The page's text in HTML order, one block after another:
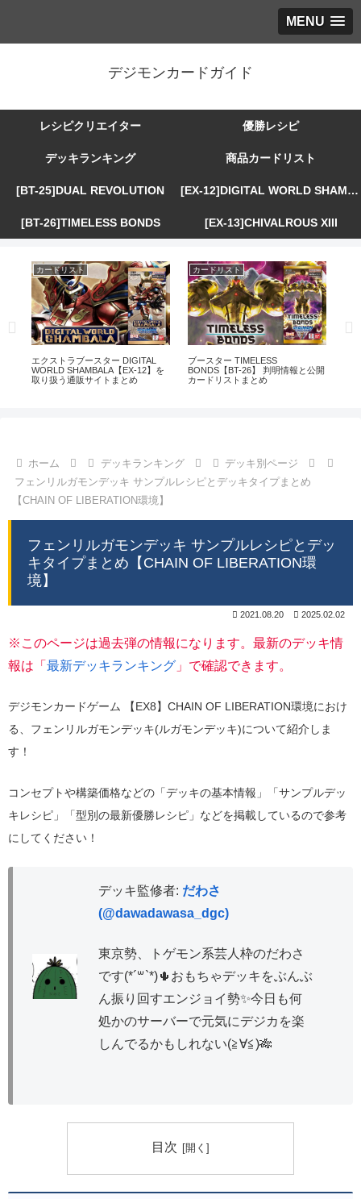
MENU
デジモンカードガイド
レシピクリエイター 優勝レシピ
デッキランキング 商品カードリスト
[BT-25]DUAL REVOLUTION [EX-12]DIGITAL WORLD SHAMBALA
[BT-26]TIMELESS BONDS [EX-13]CHIVALROUS XIII
カードリスト
エクストラブースター DIGITAL
WORLD SHAMBALA【EX-12】を
取り扱う通販サイトまとめ
カードリスト
ブースター TIMELESS
BONDS【BT-26】 判明情報と公開
カードリストまとめ
ホーム デッキランキング
デッキ別ページ
フェンリルガモンデッキ サンプルレシピとデッキタイプまとめ
【CHAIN OF LIBERATION環境】
フェンリルガモンデッキ サンプルレシピとデッ
キタイプまとめ【CHAIN OF LIBERATION環
境】
2021.08.20 2025.02.02
※このページは過去弾の情報になります。最新のデッキ情
報は「 最新デッキランキング 」で確認できます。
デジモンカードゲーム 【EX8】CHAIN OF LIBERATION環境におけ
る、フェンリルガモンデッキ(ルガモンデッキ)について紹介しま
す！
コンセプトや構築価格などの「デッキの基本情報」「サンプルデッ
キレシピ」「型別の最新優勝レシピ」などを掲載しているので参考
にしてください！
デッキ監修者: だわさ
(@dawadawasa_dgc)
東京勢、トゲモン系芸人枠のだわさ
です(*´꒳`*)🌵おもちゃデッキをぶんぶ
ん振り回すエンジョイ勢✨今日も何
処かのサーバーで元気にデジカを楽
しんでるかもしれない(≧∀≦)🎋
目次